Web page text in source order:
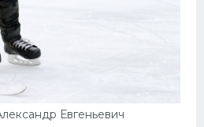
Евгеньевич